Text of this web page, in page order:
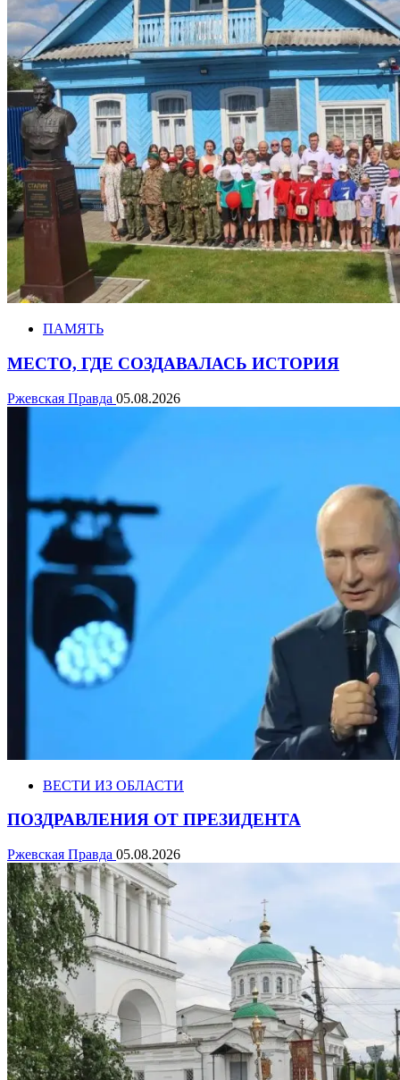
ПАМЯТЬ
МЕСТО, ГДЕ СОЗДАВАЛАСЬ ИСТОРИЯ
Ржевская Правда 05.08.2026
ВЕСТИ ИЗ ОБЛАСТИ
ПОЗДРАВЛЕНИЯ ОТ ПРЕЗИДЕНТА
Ржевская Правда 05.08.2026